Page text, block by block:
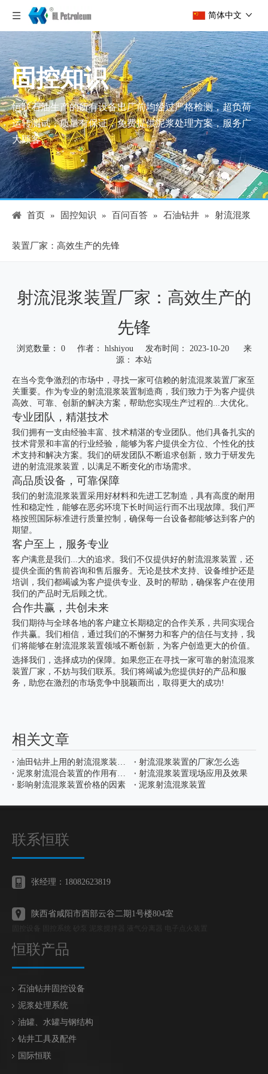
简体中文
固控知识
恒联石油生产的所有设备出厂前均经过严格检测，超负荷
运转测试，质量有保证，免费提供泥浆处理方案，服务广
大顾客。
首页 » 固控知识 » 百问百答 » 石油钻井 » 射流混浆
装置厂家：高效生产的先锋
射流混浆装置厂家：高效生产的
先锋
浏览数量： 0作者： hlshiyou 发布时间： 2023-10-20 来
源： 本站
["wechat","weibo","qzone","douban","email"]
在当今竞争激烈的市场中，寻找一家可信赖的射流混浆装置厂家至
关重要。作为专业的射流混浆装置制造商，我们致力于为客户提供
高效、可靠、创新的解决方案，帮助您实现生产过程的...大优化。
专业团队，精湛技术
我们拥有一支由经验丰富、技术精湛的专业团队。他们具备扎实的
技术背景和丰富的行业经验，能够为客户提供全方位、个性化的技
术支持和解决方案。我们的研发团队不断追求创新，致力于研发先
进的射流混浆装置，以满足不断变化的市场需求。
高品质设备，可靠保障
我们的射流混浆装置采用好材料和先进工艺制造，具有高度的耐用
性和稳定性，能够在恶劣环境下长时间运行而不出现故障。我们严
格按照国际标准进行质量控制，确保每一台设备都能够达到客户的
期望。
客户至上，服务专业
客户满意是我们...大的追求。我们不仅提供好的射流混浆装置，还
提供全面的售前咨询和售后服务。无论是技术支持、设备维护还是
培训，我们都竭诚为客户提供专业、及时的帮助，确保客户在使用
我们的产品时无后顾之忧。
合作共赢，共创未来
我们期待与全球各地的客户建立长期稳定的合作关系，共同实现合
作共赢。我们相信，通过我们的不懈努力和客户的信任与支持，我
们将能够在射流混浆装置领域不断创新，为客户创造更大的价值。
选择我们，选择成功的保障。如果您正在寻找一家可靠的射流混浆
装置厂家，不妨与我们联系。我们将竭诚为您提供好的产品和服
务，助您在激烈的市场竞争中脱颖而出，取得更大的成功!
相关文章
油田钻井上用的射流混浆装置是什么设备
射流混浆装置的厂家怎么选
泥浆射流混合装置的作用有哪些
射流混浆装置现场应用及效果
影响射流混浆装置价格的因素
泥浆射流混浆装置
联系恒联
张经理：18082623819
陕西省咸阳市西部云谷二期1号楼804室
恒联产品
石油钻井固控设备
泥浆处理系统
油罐、水罐与钢结构
钻井工具及配件
国际恒联